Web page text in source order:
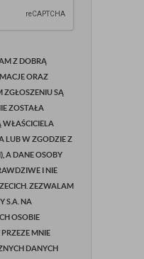
Z DOBRĄ
ORAZ
ZGŁOSZENIU SĄ
ZOSTAŁA
LUB W ZGODZIE Z
A DANE OSOBY
I NIE
ZEZWALAM
S.A. NA
OSOBIE
MNIE
DANYCH